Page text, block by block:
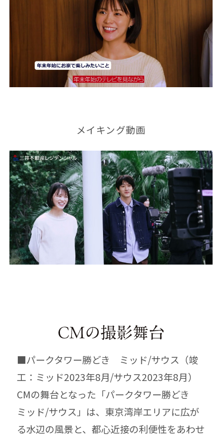
メイキング動画
■パークタワー勝どき ミッド/サウス（竣
工：ミッド2023年8月/サウス2023年8月）
CMの舞台となった「パークタワー勝どき
ミッド/サウス」は、東京湾岸エリアに広が
る水辺の風景と、都心近接の利便性をあわせ